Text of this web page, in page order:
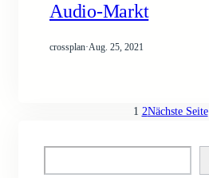
Audio-Markt
crossplan·Aug. 25, 2021
1 2Nächste Seite
e